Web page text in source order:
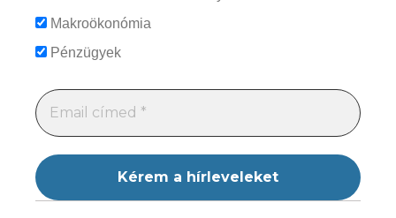
Makroökonómia
Pénzügyek